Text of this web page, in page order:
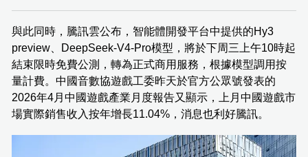
與此同時，騰訊雲公布，智能體開發平台中提供的Hy3
preview、DeepSeek-V4-Pro模型，將於下周三上午10時起
結束限時免費公測，轉為正式商用服務，根據模型調用按
量計費。中國音數協遊戲工委昨天於官方公眾號發表的
2026年4月中國遊戲產業月度報告又顯示，上月中國遊戲市
場實際銷售收入按年增長11.04%，消息也利好騰訊。